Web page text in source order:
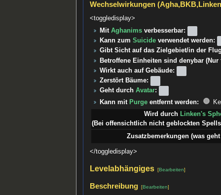
Wechselwirkungen
<toggledisplay>
MitAghanims verbesserbar:
Kann zumSuicide verwendet werden:
Gibt Sicht auf das Zielgebiet/in der
Betroffene Einheiten sind denybar
Wirkt auch auf Gebäude:
Zerstört Bäume:
Geht durchAvatar:
Kann mit Purge entfernt werden:
Wird durch Linken's
(Bei offensichtlich nicht geblockten
Zusatzbemerkungen (was
</toggledisplay>
Levelabhängiges [Bearbeiten]
Beschreibung [Bearbeiten]